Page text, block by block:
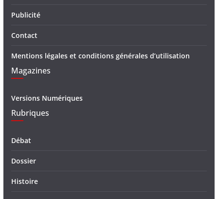
Publicité
Contact
Mentions légales et conditions générales d’utilisation
Magazines
Versions Numériques
Rubriques
Débat
Dossier
Histoire